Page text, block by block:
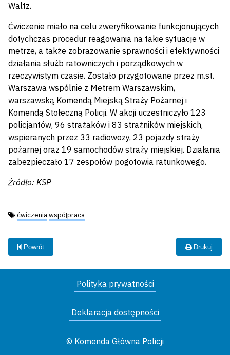
Waltz.
Ćwiczenie miało na celu zweryfikowanie funkcjonujących
dotychczas procedur reagowania na takie sytuacje w
metrze, a także zobrazowanie sprawności i efektywności
działania służb ratowniczych i porządkowych w
rzeczywistym czasie. Zostało przygotowane przez m.st.
Warszawa wspólnie z Metrem Warszawskim,
warszawską Komendą Miejską Straży Pożarnej i
Komendą Stołeczną Policji. W akcji uczestniczyło 123
policjantów, 96 strażaków i 83 strażników miejskich,
wspieranych przez 33 radiowozy, 23 pojazdy straży
pożarnej oraz 19 samochodów straży miejskiej. Działania
zabezpieczało 17 zespołów pogotowia ratunkowego.
Źródło: KSP
Tagi:
ćwiczeniawspółpraca
Powrót Drukuj
Polityka prywatności
Deklaracja dostępności
© Komenda Główna Policji